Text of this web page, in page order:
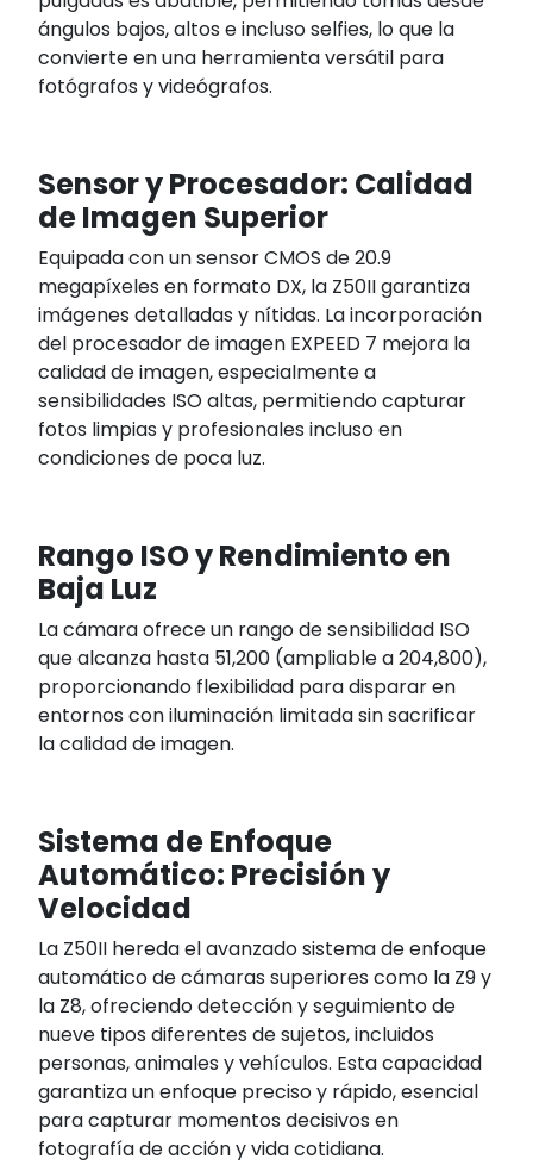
ángulos bajos, altos e incluso selfies, lo que la
convierte en una herramienta versátil para
fotógrafos y videógrafos.
Sensor y Procesador: Calidad
de Imagen Superior
Equipada con un sensor CMOS de 20.9
megapíxeles en formato DX, la Z50II garantiza
imágenes detalladas y nítidas. La incorporación
del procesador de imagen EXPEED 7 mejora la
calidad de imagen, especialmente a
sensibilidades ISO altas, permitiendo capturar
fotos limpias y profesionales incluso en
condiciones de poca luz.
Rango ISO y Rendimiento en
Baja Luz
La cámara ofrece un rango de sensibilidad ISO
que alcanza hasta 51,200 (ampliable a 204,800),
proporcionando flexibilidad para disparar en
entornos con iluminación limitada sin sacrificar
la calidad de imagen.
Sistema de Enfoque
Automático: Precisión y
Velocidad
La Z50II hereda el avanzado sistema de enfoque
automático de cámaras superiores como la Z9 y
la Z8, ofreciendo detección y seguimiento de
nueve tipos diferentes de sujetos, incluidos
personas, animales y vehículos. Esta capacidad
garantiza un enfoque preciso y rápido, esencial
para capturar momentos decisivos en
fotografía de acción y vida cotidiana.